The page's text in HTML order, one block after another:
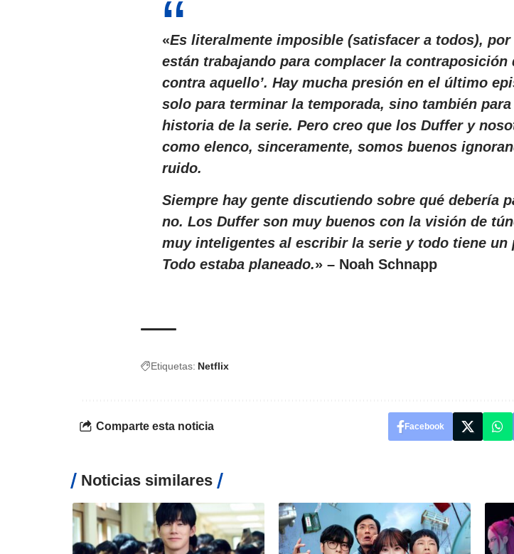
«Es literalmente imposible (satisfacer a todos), por
están trabajando para complacer la contraposición
contra aquello’. Hay mucha presión en el último
solo para terminar la temporada, sino también
historia de la serie. Pero creo que los Duffer y
como elenco, sinceramente, somos buenos
ruido.
Siempre hay gente discutiendo sobre qué debería
no. Los Duffer son muy buenos con la visión de
muy inteligentes al escribir la serie y todo tiene un
Todo estaba planeado.» – Noah Schnapp
Etiquetas: Netflix
Comparte esta noticia Facebook
Noticias similares